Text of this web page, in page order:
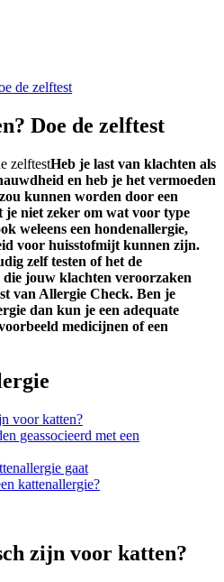
de zelftest
Doe de zelftest
Heb je last van klachten als
en heb je het vermoeden
kunnen worden door een
je niet zeker om wat voor type
weleens een hondenallergie,
voor huisstofmijt kunnen zijn.
zelf testen of het de
jouw klachten veroorzaken
van Allergie Check. Ben je
dan kun je een adequate
medicijnen of een
voor katten?
geassocieerd met een
gaat
kattenallergie?
zijn voor katten?